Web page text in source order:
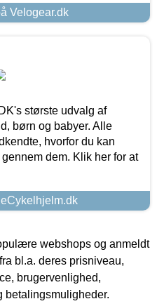
Velogear.dk
største udvalg af
børn og babyer. Alle
hvorfor du kan
dem. Klik her for at
webshops og anmeldt
bl.a. deres prisniveau,
brugervenlighed,
betalingsmuligheder.